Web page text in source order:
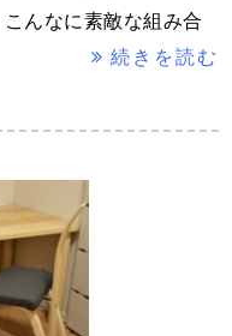
んなに素敵な組み合
続きを読む